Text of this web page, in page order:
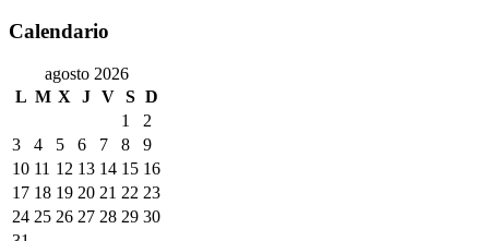
Calendario
agosto 2026
L M X J V S D
1
2
3
4 5 6 7 8
9
10 11 12 13 14 15 16
17 18 19 20 21 22 23
24 25 26 27 28 29 30